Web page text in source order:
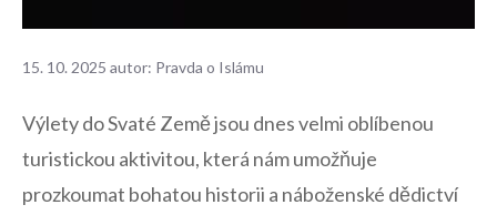
15. 10. 2025 autor: Pravda o Islámu
Výlety do ‌Svaté⁤ Země jsou dnes velmi ​oblíbenou⁤
turistickou aktivitou, která⁤ nám umožňuje
prozkoumat bohatou historii​ a náboženské dědictví